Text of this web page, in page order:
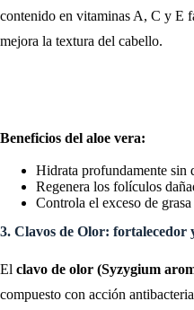
contenido en vitaminas A, C y E
mejora la textura del cabello.
Beneficios del aloe vera:
Hidrata profundamente sin
Regenera los folículos
Controla el exceso de grasa
3. Clavos de Olor: fortalecedor
El clavo de olor (Syzygium
compuesto con acción